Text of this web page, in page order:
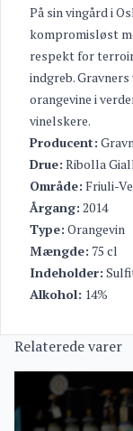
På sin vingård i
kompromisløst
respekt for
indgreb.
orangevine i
vinelskere.
Producent:
Drue: Ribolla
Område: Friuli-
Årgang: 2014
Type: Orangevin
Mængde: 75 cl
Indeholder:
Alkohol: 14%
Relaterede varer